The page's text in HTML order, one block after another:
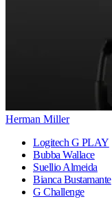
Herman Miller
Logitech G PLAY
Bubba Wallace
Suellio Almeida
Bianca Bustamante
G Challenge